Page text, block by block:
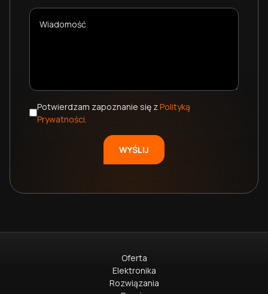
Potwierdzam zapoznanie się zPolityką
Prywatności.
Oferta
Elektronika
Rozwiązania